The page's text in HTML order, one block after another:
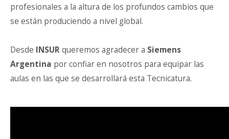
profesionales a la altura de los profundos cambios que
se están produciendo a nivel global.
Desde INSURqueremos agradecer a Siemens
Argentina por confiar en nosotros para equipar las
aulas en las que se desarrollará esta Tecnicatura.